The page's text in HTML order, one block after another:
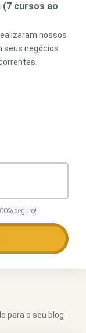
(7 cursos ao
nossos
seus negócios
seguro!
para o seu blog